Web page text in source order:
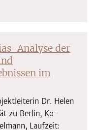
Analyse der
im
Dr. Helen
zu Berlin, Ko-
Laufzeit: